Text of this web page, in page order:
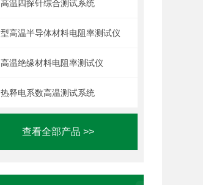
高温四探针综合测试系统
型高温半导体材料电阻率测试仪
高温绝缘材料电阻率测试仪
热释电系数高温测试系统
查看全部产品 >>